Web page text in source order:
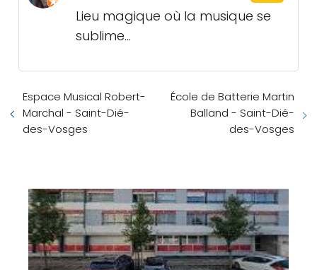
Lieu magique où la musique se
sublime...
Espace Musical Robert-
Marchal - Saint-Dié-
des-Vosges
École de Batterie Martin
Balland - Saint-Dié-
des-Vosges